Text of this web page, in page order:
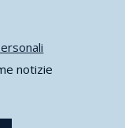
notizie